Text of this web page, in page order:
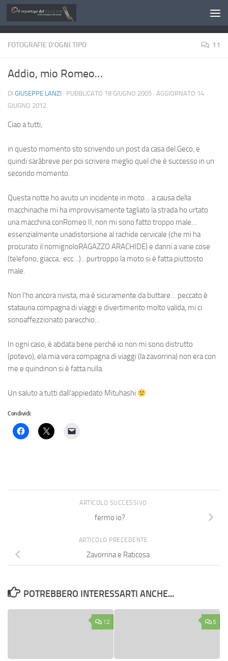
Salta al contenuto
FOTOGRAFIE D'OGNI TIPO 11
Addio, mio Romeo…
DI GIUSEPPE LANZI · PUBBLICATO 18 GIUGNO 2005 · AGGIORNATO 14
GIUGNO 2012
Ciao a tutti,
in questo momento sto scrivendo un post da casa del Geco, e
quindi saràbreve per poi scrivere meglio quel che è successo in un
secondo momento.
Questa notte ho avuto un incidente in moto… a causa della
macchinache mi ha improvvisamente tagliato la strada ho urtato
una macchina conRomeo II, non mi sono fatto troppo male…
essenzialmente unadistorsione al rachide cervicale (che mi ha
procurato il nomignoloRAGAZZO ARACHIDE) e danni a varie cose
(telefono, giacca.. ecc…)…purtroppo la moto si è fatta piuttosto
male.
Non l’ho ancora rivista, ma è sicuramente da buttare… peccato è
statauna compagna di viaggi e divertimento molto valida, mi ci
sonoaffezzionato parecchio…
In ogni caso, è abdata bene perché io non mi sono distrutto
(potevo), ela mia vera compagna di viaggi (la zavorrina) non era con
me e quindinon si è fatta nulla.
Un saluto a tutti dall’appiedato Mituhashi
Condividi:
ARTICOLO SUCCESSIVO
fermo io?
ARTICOLO PRECEDENTE
Zavorrina e Raticosa
POTREBBERO INTERESSARTI ANCHE...
12 5